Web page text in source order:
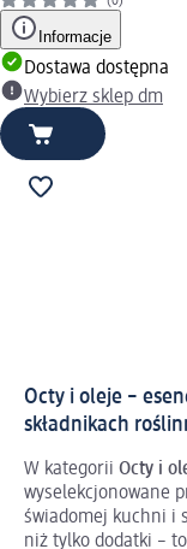
Informacje
Dostawa dostępna
Wybierz sklep dm
Octy i oleje –
składnikach
W kategorii Octy i
wyselekcjonowane
świadomej kuchni i
niż tylko dodatki –